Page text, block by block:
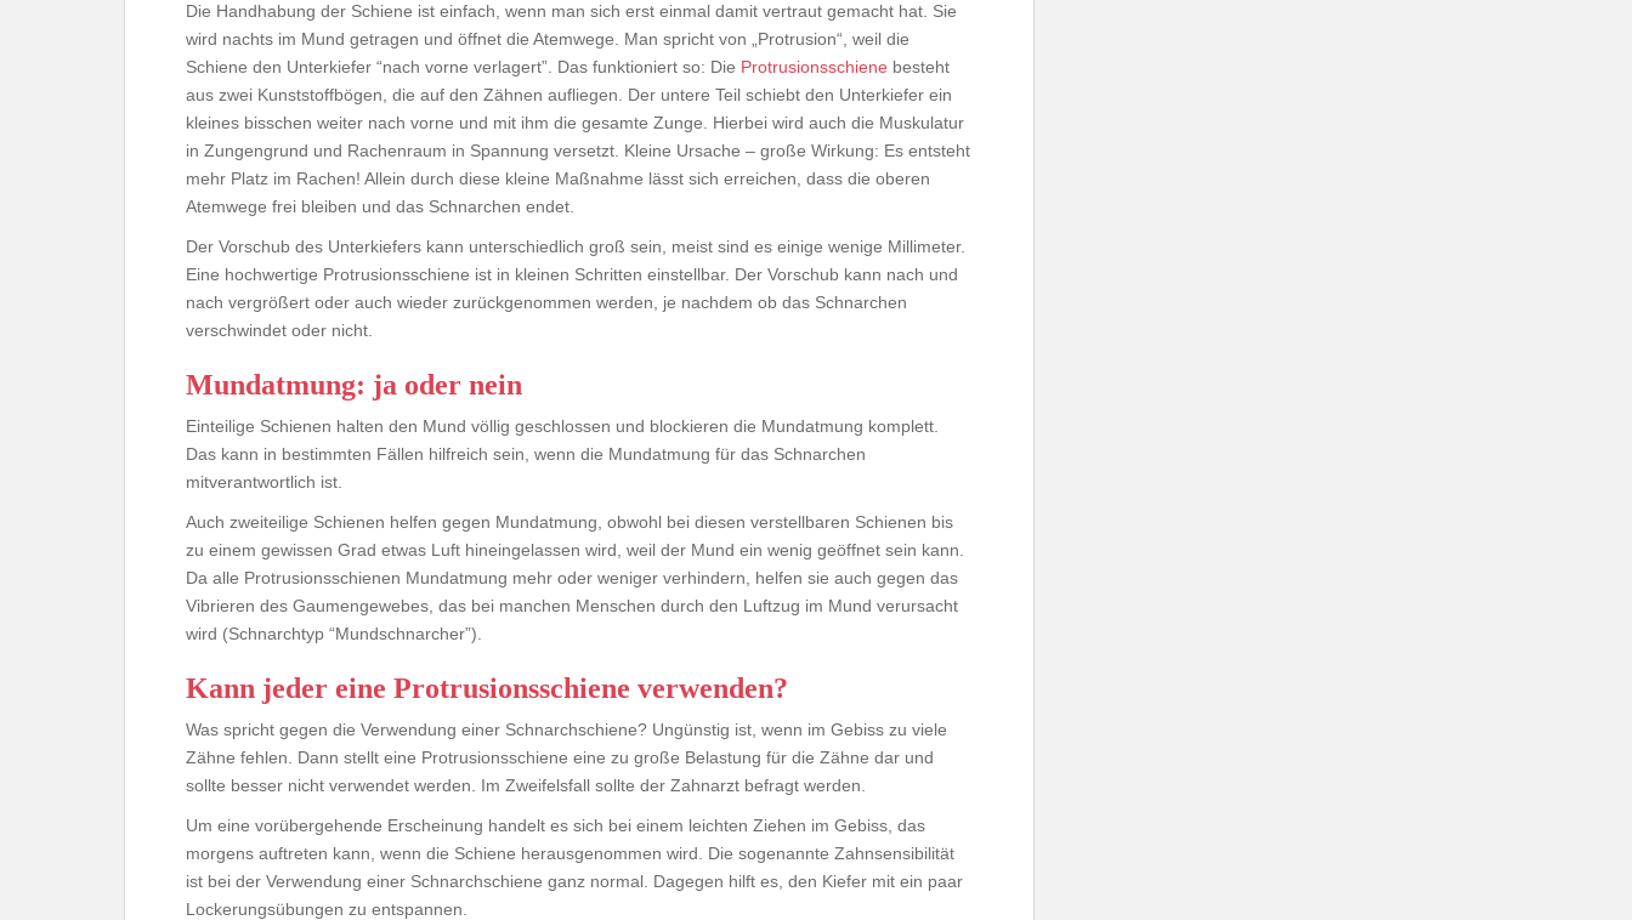
Die Handhabung der Schiene ist einfach, wenn man sich erst einmal damit vertraut gemacht hat. Sie
wird nachts im Mund getragen und öffnet die Atemwege. Man spricht von „Protrusion“, weil die
Schiene den Unterkiefer “nach vorne verlagert”. Das funktioniert so: Die Protrusionsschiene besteht
aus zwei Kunststoffbögen, die auf den Zähnen aufliegen. Der untere Teil schiebt den Unterkiefer ein
kleines bisschen weiter nach vorne und mit ihm die gesamte Zunge. Hierbei wird auch die Muskulatur
in Zungengrund und Rachenraum in Spannung versetzt. Kleine Ursache – große Wirkung: Es entsteht
mehr Platz im Rachen! Allein durch diese kleine Maßnahme lässt sich erreichen, dass die oberen
Atemwege frei bleiben und das Schnarchen endet.
Der Vorschub des Unterkiefers kann unterschiedlich groß sein, meist sind es einige wenige Millimeter.
Eine hochwertige Protrusionsschiene ist in kleinen Schritten einstellbar. Der Vorschub kann nach und
nach vergrößert oder auch wieder zurückgenommen werden, je nachdem ob das Schnarchen
verschwindet oder nicht.
Mundatmung: ja oder nein
Einteilige Schienen halten den Mund völlig geschlossen und blockieren die Mundatmung komplett.
Das kann in bestimmten Fällen hilfreich sein, wenn die Mundatmung für das Schnarchen
mitverantwortlich ist.
Auch zweiteilige Schienen helfen gegen Mundatmung, obwohl bei diesen verstellbaren Schienen bis
zu einem gewissen Grad etwas Luft hineingelassen wird, weil der Mund ein wenig geöffnet sein kann.
Da alle Protrusionsschienen Mundatmung mehr oder weniger verhindern, helfen sie auch gegen das
Vibrieren des Gaumengewebes, das bei manchen Menschen durch den Luftzug im Mund verursacht
wird (Schnarchtyp “Mundschnarcher”).
Kann jeder eine Protrusionsschiene verwenden?
Was spricht gegen die Verwendung einer Schnarchschiene? Ungünstig ist, wenn im Gebiss zu viele
Zähne fehlen. Dann stellt eine Protrusionsschiene eine zu große Belastung für die Zähne dar und
sollte besser nicht verwendet werden. Im Zweifelsfall sollte der Zahnarzt befragt werden.
Um eine vorübergehende Erscheinung handelt es sich bei einem leichten Ziehen im Gebiss, das
morgens auftreten kann, wenn die Schiene herausgenommen wird. Die sogenannte Zahnsensibilität
ist bei der Verwendung einer Schnarchschiene ganz normal. Dagegen hilft es, den Kiefer mit ein paar
Lockerungsübungen zu entspannen.